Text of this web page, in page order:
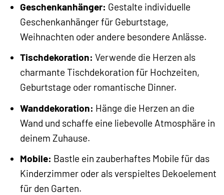
Geschenkanhänger: Gestalte individuelle
Geschenkanhänger für Geburtstage,
Weihnachten oder andere besondere Anlässe.
Tischdekoration: Verwende die Herzen als
charmante Tischdekoration für Hochzeiten,
Geburtstage oder romantische Dinner.
Wanddekoration: Hänge die Herzen an die
Wand und schaffe eine liebevolle Atmosphäre in
deinem Zuhause.
Mobile: Bastle ein zauberhaftes Mobile für das
Kinderzimmer oder als verspieltes Dekoelement
für den Garten.